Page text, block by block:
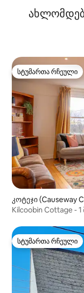
სტუმართა რჩეული
სტუმართა რჩეული
კოტეჯი (Causeway
Kilcoobin Cottage -
სტუმართა რჩეული
სტუმართა რჩეული